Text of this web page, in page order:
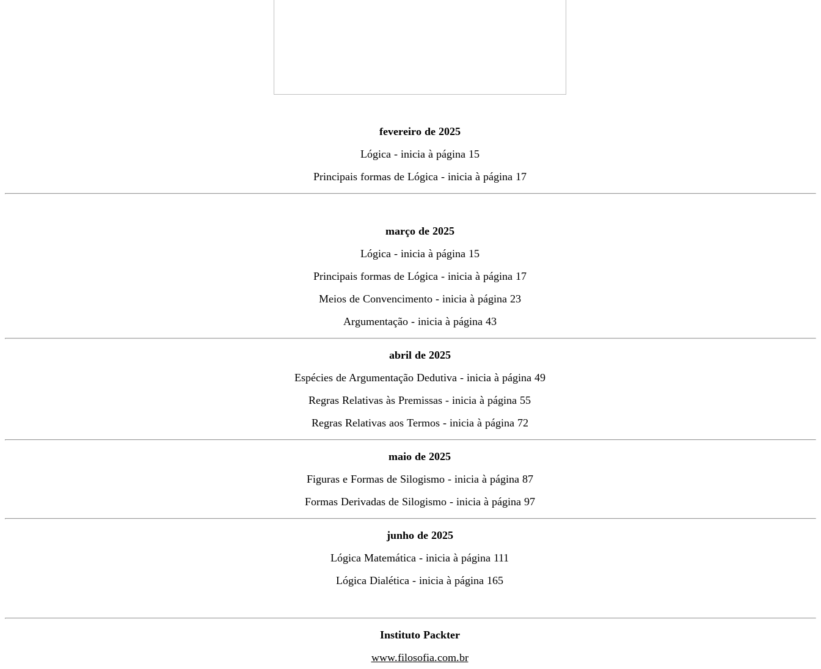
fevereiro de 2025
Lógica - inicia à página 15
Principais formas de Lógica - inicia à página 17
março de 2025
Lógica - inicia à página 15
Principais formas de Lógica - inicia à página 17
Meios de Convencimento - inicia à página 23
Argumentação - inicia à página 43
abril de 2025
Espécies de Argumentação Dedutiva - inicia à página 49
Regras Relativas às Premissas - inicia à página 55
Regras Relativas aos Termos - inicia à página 72
maio de 2025
Figuras e Formas de Silogismo - inicia à página 87
Formas Derivadas de Silogismo - inicia à página 97
junho de 2025
Lógica Matemática - inicia à página 111
Lógica Dialética - inicia à página 165
Instituto Packter
www.filosofia.com.br